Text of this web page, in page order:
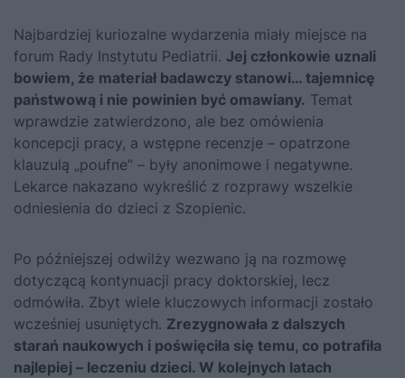
Najbardziej kuriozalne wydarzenia miały miejsce na
forum Rady Instytutu Pediatrii. Jej członkowie uznali
bowiem, że materiał badawczy stanowi… tajemnicę
państwową i nie powinien być omawiany. Temat
wprawdzie zatwierdzono, ale bez omówienia
koncepcji pracy, a wstępne recenzje – opatrzone
klauzulą „poufne” – były anonimowe i negatywne.
Lekarce nakazano wykreślić z rozprawy wszelkie
odniesienia do dzieci z Szopienic.
Po późniejszej odwilży wezwano ją na rozmowę
dotyczącą kontynuacji pracy doktorskiej, lecz
odmówiła. Zbyt wiele kluczowych informacji zostało
wcześniej usuniętych. Zrezygnowała z dalszych
starań naukowych i poświęciła się temu, co potrafiła
najlepiej – leczeniu dzieci. W kolejnych latach